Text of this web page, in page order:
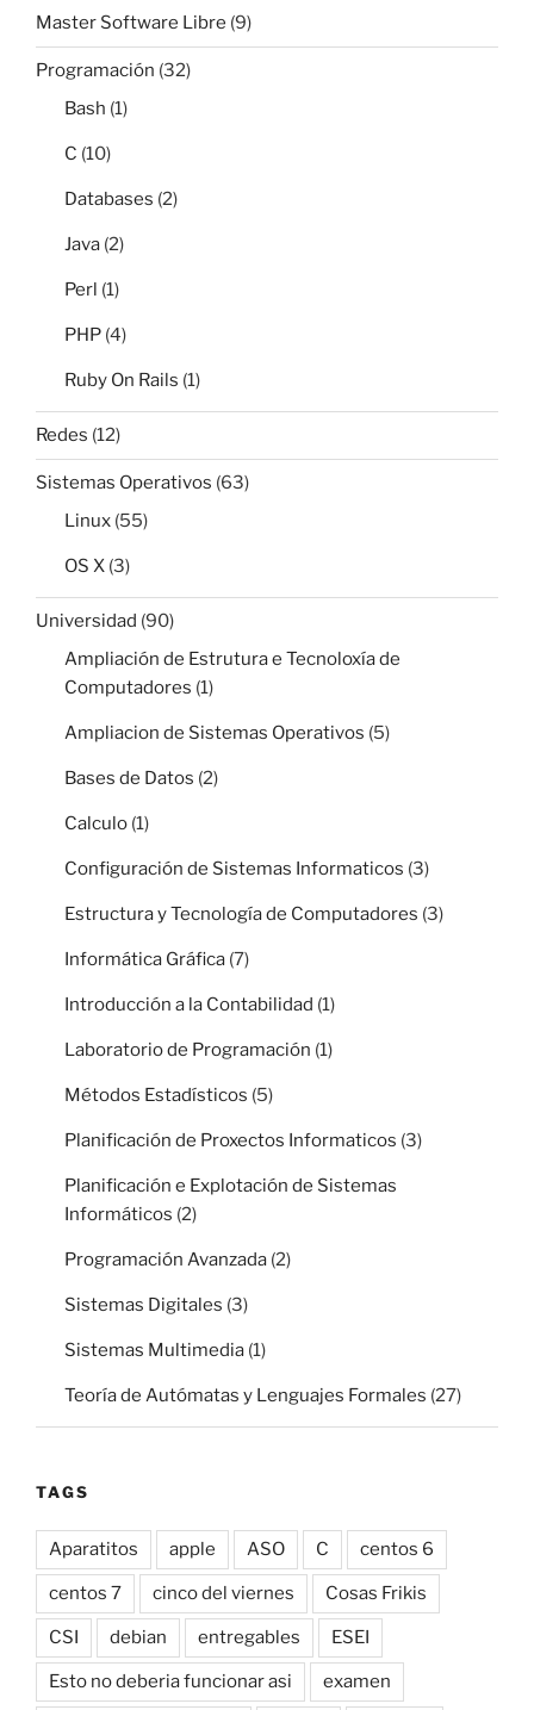
Master Software Libre (9)
Programación (32)
Bash (1)
C (10)
Databases (2)
Java (2)
Perl (1)
PHP (4)
Ruby On Rails (1)
Redes (12)
Sistemas Operativos (63)
Linux (55)
OS X (3)
Universidad (90)
Ampliación de Estrutura e Tecnoloxía de
Computadores (1)
Ampliacion de Sistemas Operativos (5)
Bases de Datos (2)
Calculo (1)
Configuración de Sistemas Informaticos (3)
Estructura y Tecnología de Computadores (3)
Informática Gráfica (7)
Introducción a la Contabilidad (1)
Laboratorio de Programación (1)
Métodos Estadísticos (5)
Planificación de Proxectos Informaticos (3)
Planificación e Explotación de Sistemas
Informáticos (2)
Programación Avanzada (2)
Sistemas Digitales (3)
Sistemas Multimedia (1)
Teoría de Autómatas y Lenguajes Formales (27)
TAGS
Aparatitos apple ASO C centos 6
centos 7 cinco del viernes Cosas Frikis
CSI debian entregables ESEI
Esto no deberia funcionar asi examen